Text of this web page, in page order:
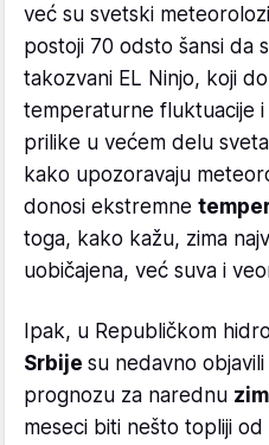
već su svetski
postoji 70 odsto šansi da
takozvani EL Ninjo, koji
temperaturne fluktuacije
prilike u većem delu
kako upozoravaju
donosi ekstremne
toga, kako kažu, zima
uobičajena, već suva i
Ipak, u Republičkom
Srbije su nedavno
prognozu za narednu
meseci biti nešto topliji